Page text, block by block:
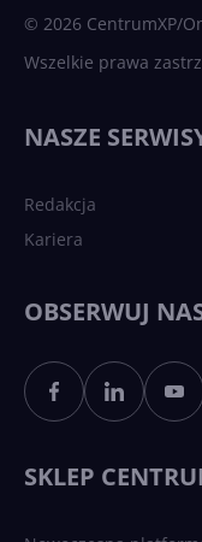
© 2026 CentrumXP/
Wszelkie prawa
NASZE
Redakcja
Kariera
OBSERWUJ
SKLEP